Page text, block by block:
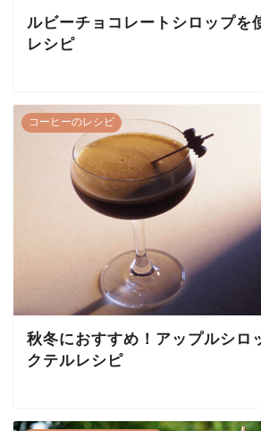
ルビーチョコレートシロップを
レシピ
コーヒーのレシピ
秋冬におすすめ！アップルシロ
クテルレシピ